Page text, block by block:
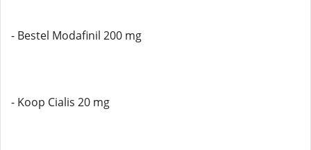
- Bestel Modafinil 200 mg
- Koop Cialis 20 mg